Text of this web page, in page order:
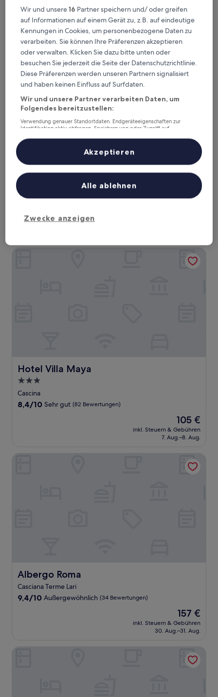
von
10,
Hervorragend,
(43
Bewertungen)
8,8/10 Hervorragend (43 Bewertungen)
Der
Preis
95 €
95 €
inkl. Steuern & Gebühren
7. Aug.–8. Aug.
Laqua Vineyard
Laqua Vineyard
10.0
10,
Außergewöhnlich,
10/10 Außergewöhnlich (20 Bewertungen)
Laqua Vineyard
Hotel Villa Maya
Hotel Villa Maya
3.0-
Sterne-
Unterkunft
Cascina
8.4
Bewertungen)
8,4/10 Sehr gut (82 Bewertungen)
Der
Preis
beträgt
105 €
inkl. Steuern & Gebühren
7. Aug.–8. Aug.
Albergo Roma
Albergo Roma
Casciana Terme Lari
9.4
9,4/10 Außergewöhnlich (34 Bewertungen)
Der
Preis
beträgt
157 €
inkl. Steuern & Gebühren
30. Aug.–31. Aug.
Wir und unsere16 Partner speichern und/ oder greifen
auf Informationen auf einem Gerät zu, z.B. auf eindeutige
Kennungen in Cookies, um personenbezogene Daten zu
verarbeiten. Sie können Ihre Präferenzen akzeptieren
oder verwalten. Klicken Sie dazu bitte unten oder
besuchen Sie jederzeit die Seite der Datenschutzrichtlinie.
Diese Präferenzen werden unseren Partnern signalisiert
und haben keinen Einfluss auf Surfdaten.
Wir und unsere Partner verarbeiten Daten, um
Folgendes bereitzustellen:
Verwendung genauer Standortdaten. Endgeräteeigenschaften zur
Identifikation aktiv abfragen. Speichern von oder Zugriff auf
Inhalte, Messung von Werbeleistung und der Performance von Inhalten,
Zielgruppenforschung sowie Entwicklung und Verbesserung von
Liste der Partner (Lieferanten)
Zwecke anzeigen
Alle ablehnen
Akzeptieren